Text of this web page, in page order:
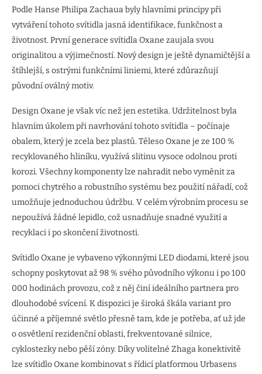
Podle Hanse Philipa Zachaua byly hlavními principy při
vytváření tohoto svítidla jasná identifikace, funkčnost a
životnost. První generace svítidla Oxane zaujala svou
originalitou a výjimečností. Nový design je ještě dynamičtější a
štíhlejší, s ostrými funkčními liniemi, které zdůrazňují
původní oválný motiv.
Design Oxane je však víc než jen estetika. Udržitelnost byla
hlavním úkolem při navrhování tohoto svítidla – počínaje
obalem, který je zcela bez plastů. Těleso Oxane je ze 100 %
recyklovaného hliníku, využívá slitinu vysoce odolnou proti
korozi. Všechny komponenty lze nahradit nebo vyměnit za
pomoci chytrého a robustního systému bez použití nářadí, což
umožňuje jednoduchou údržbu. V celém výrobním procesu se
nepoužívá žádné lepidlo, což usnadňuje snadné využití a
recyklaci i po skončení životnosti.
Svítidlo Oxane je vybaveno výkonnými LED diodami, které jsou
schopny poskytovat až 98 % svého původního výkonu i po 100
000 hodinách provozu, což z něj činí ideálního partnera pro
dlouhodobé svícení. K dispozici je široká škála variant pro
účinné a příjemné světlo přesně tam, kde je potřeba, ať už jde
o osvětlení rezidenční oblasti, frekventované silnice,
cyklostezky nebo pěší zóny. Díky volitelné Zhaga konektivitě
lze svítidlo Oxane kombinovat s řídicí platformou Urbasens